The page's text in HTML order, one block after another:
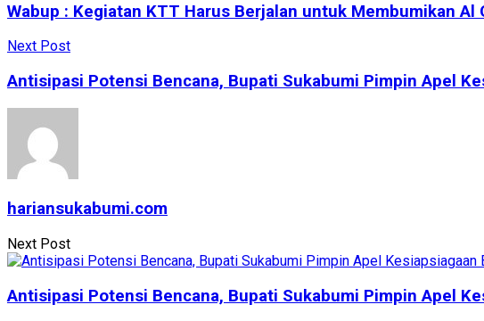
Wabup : Kegiatan KTT Harus Berjalan untuk Membumikan Al
Next Post
Antisipasi Potensi Bencana, Bupati Sukabumi Pimpin Apel
hariansukabumi.com
Next Post
Antisipasi Potensi Bencana, Bupati Sukabumi Pimpin Apel